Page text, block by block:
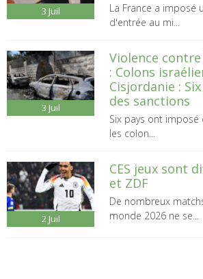
3 Juil
La France a imposé
d'entrée au mi...
3 Juil
Violence
: Colons
Cisjordanie :
des sanctions
Six pays ont
les colon...
2 Juil
CES jeux sont
et ZDF
De nombreux
monde 2026 ne se...